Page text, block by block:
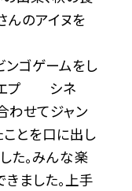
んのアイヌを
ンゴゲームをし
エプ シネ
せてジャン
ことを口に出し
た。みんな楽
ました。上手